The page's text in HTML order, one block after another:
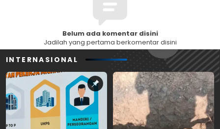
Belum ada komentar disini
Jadilah yang pertama berkomentar disini
INTERNASIONAL